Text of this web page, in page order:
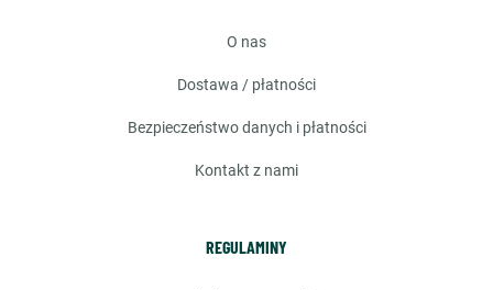
o nas
dostawa / płatności
bezpieczeństwo danych i płatności
kontakt z nami
REGULAMINY